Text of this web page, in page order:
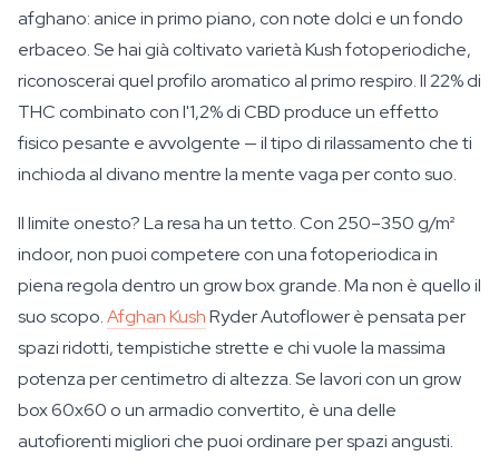
afghano: anice in primo piano, con note dolci e un fondo
erbaceo. Se hai già coltivato varietà Kush fotoperiodiche,
riconoscerai quel profilo aromatico al primo respiro. Il 22% di
THC combinato con l'1,2% di CBD produce un effetto
fisico pesante e avvolgente — il tipo di rilassamento che ti
inchioda al divano mentre la mente vaga per conto suo.
Il limite onesto? La resa ha un tetto. Con 250–350 g/m²
indoor, non puoi competere con una fotoperiodica in
piena regola dentro un grow box grande. Ma non è quello il
suo scopo.Afghan KushRyder Autoflower è pensata per
spazi ridotti, tempistiche strette e chi vuole la massima
potenza per centimetro di altezza. Se lavori con un grow
box 60x60 o un armadio convertito, è una delle
autofiorenti migliori che puoi ordinare per spazi angusti.